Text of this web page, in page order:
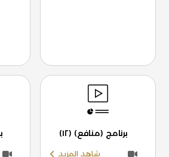
برنامج (منافع) (١٢)
شاهد المزيد